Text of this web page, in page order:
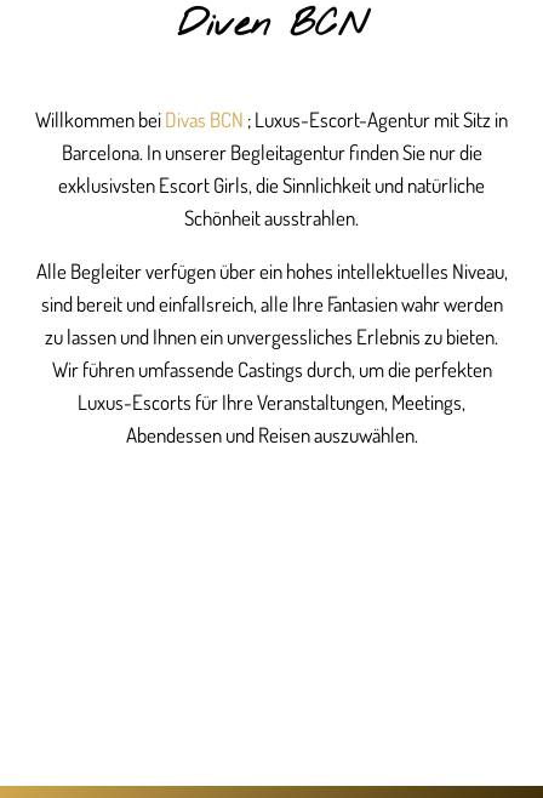
Diven BCN
Willkommen beiDivas BCN ; Luxus-Escort-Agentur mit Sitz in
Barcelona. In unserer Begleitagentur finden Sie nur die
exklusivsten Escort Girls, die Sinnlichkeit und natürliche
Schönheit ausstrahlen.
Alle Begleiter verfügen über ein hohes intellektuelles Niveau,
sind bereit und einfallsreich, alle Ihre Fantasien wahr werden
zu lassen und Ihnen ein unvergessliches Erlebnis zu bieten.
Wir führen umfassende Castings durch, um die perfekten
Luxus-Escorts für Ihre Veranstaltungen, Meetings,
Abendessen und Reisen auszuwählen.